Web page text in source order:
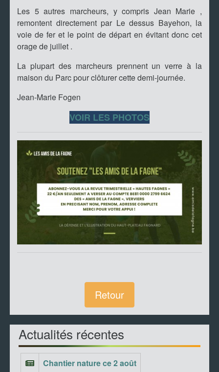
Les 5 autres marcheurs, y compris Jean Marie ,
remontent directement par Le dessus Bayehon, la
voie de fer et le point de départ en évitant donc cet
orage de juillet .
La plupart des marcheurs prennent un verre à la
maison du Parc pour clôturer cette demi-journée.
Jean-Marie Fogen
VOIR LES PHOTOS
Retour
Actualités récentes
Chantier nature ce 2 août